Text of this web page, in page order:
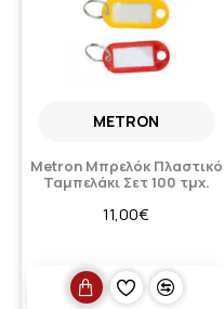
METRON
Metron Μπρελόκ Πλαστικό
Ταμπελάκι Σετ 100 τμχ.
11,00€